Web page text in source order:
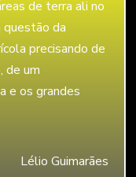
de terra ali no
da
precisando de
de um
e os grandes
Lélio Guimarães